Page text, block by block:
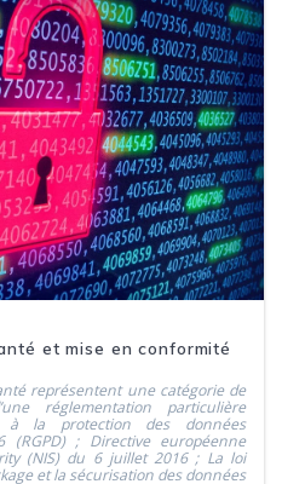
et mise en conformité
représentent une catégorie de
réglementation particulière
à la protection des données
; Directive européenne
(NIS) du 6 juillet 2016 ; La loi
et la sécurisation des données